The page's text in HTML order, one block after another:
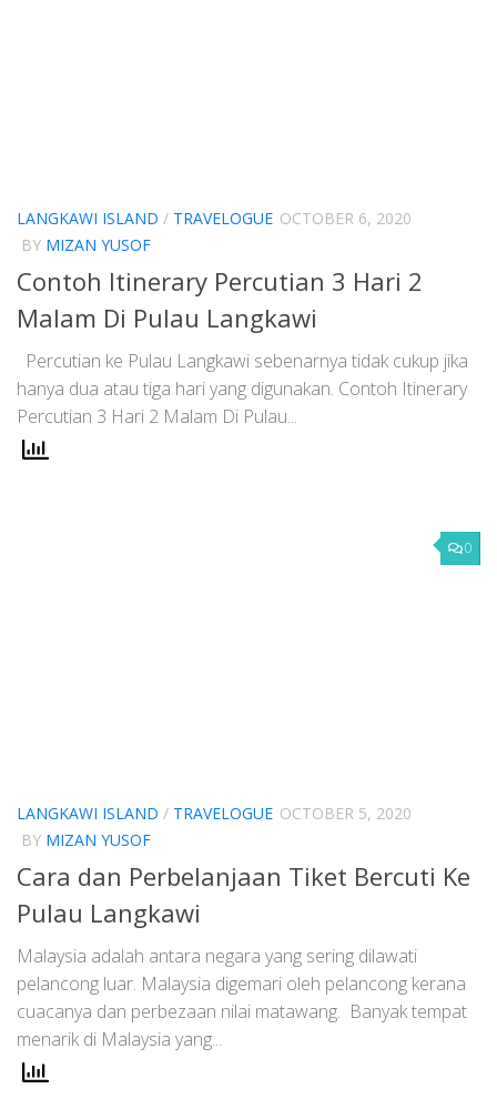
LANGKAWI ISLAND / TRAVELOGUE OCTOBER 6, 2020
BY MIZAN YUSOF
Contoh Itinerary Percutian 3 Hari 2
Malam Di Pulau Langkawi
Percutian ke Pulau Langkawi sebenarnya tidak cukup jika
hanya dua atau tiga hari yang digunakan. Contoh Itinerary
Percutian 3 Hari 2 Malam Di Pulau...
0
LANGKAWI ISLAND / TRAVELOGUE OCTOBER 5, 2020
BY MIZAN YUSOF
Cara dan Perbelanjaan Tiket Bercuti Ke
Pulau Langkawi
Malaysia adalah antara negara yang sering dilawati
pelancong luar. Malaysia digemari oleh pelancong kerana
cuacanya dan perbezaan nilai matawang. Banyak tempat
menarik di Malaysia yang...